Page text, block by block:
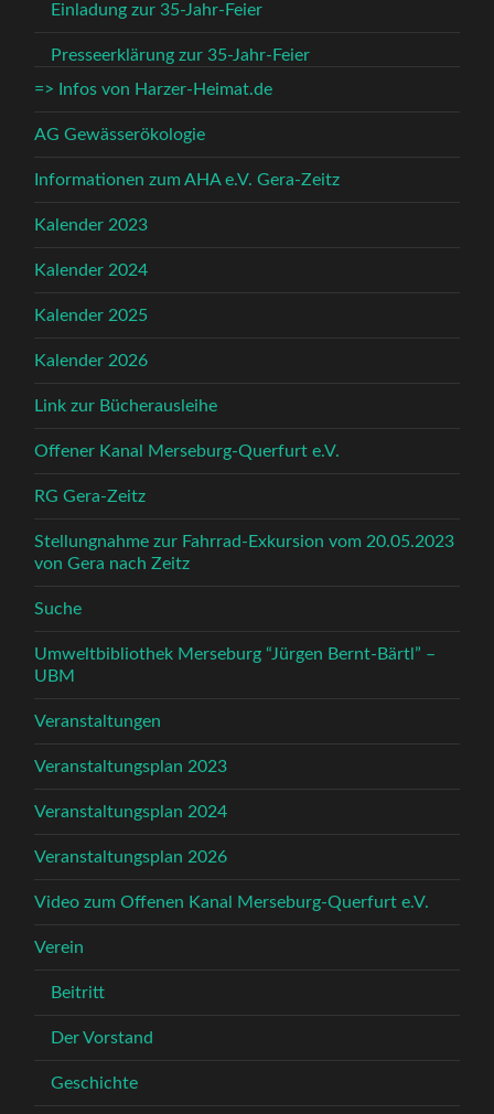
Einladung zur 35-Jahr-Feier
Presseerklärung zur 35-Jahr-Feier
=> Infos von Harzer-Heimat.de
AG Gewässerökologie
Informationen zum AHA e.V. Gera-Zeitz
Kalender 2023
Kalender 2024
Kalender 2025
Kalender 2026
Link zur Bücherausleihe
Offener Kanal Merseburg-Querfurt e.V.
RG Gera-Zeitz
Stellungnahme zur Fahrrad-Exkursion vom 20.05.2023
von Gera nach Zeitz
Suche
Umweltbibliothek Merseburg “Jürgen Bernt-Bärtl” –
UBM
Veranstaltungen
Veranstaltungsplan 2023
Veranstaltungsplan 2024
Veranstaltungsplan 2026
Video zum Offenen Kanal Merseburg-Querfurt e.V.
Verein
Beitritt
Der Vorstand
Geschichte